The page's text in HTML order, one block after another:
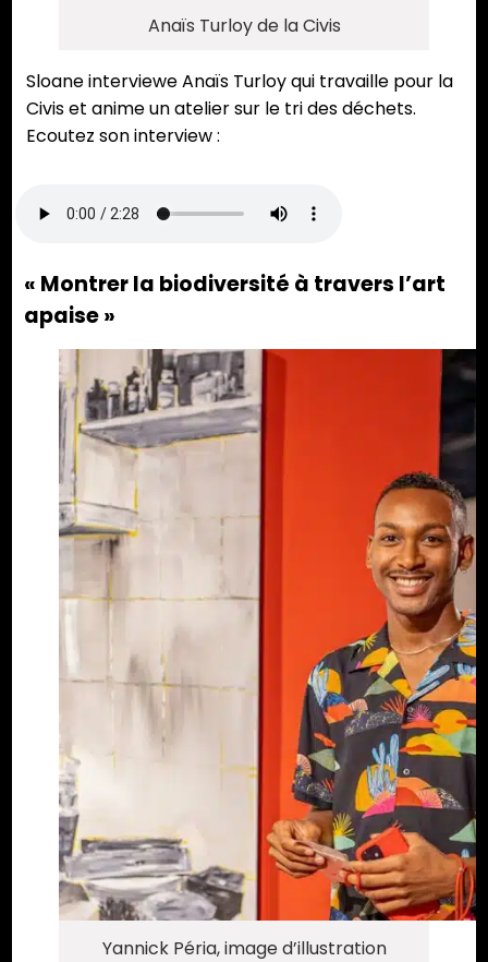
Anaïs Turloy de la Civis
Sloane interviewe Anaïs Turloy qui travaille pour la
Civis et anime un atelier sur le tri des déchets.
Ecoutez son interview :
« Montrer la biodiversité à travers l’art
apaise »
Yannick Péria, image d’illustration